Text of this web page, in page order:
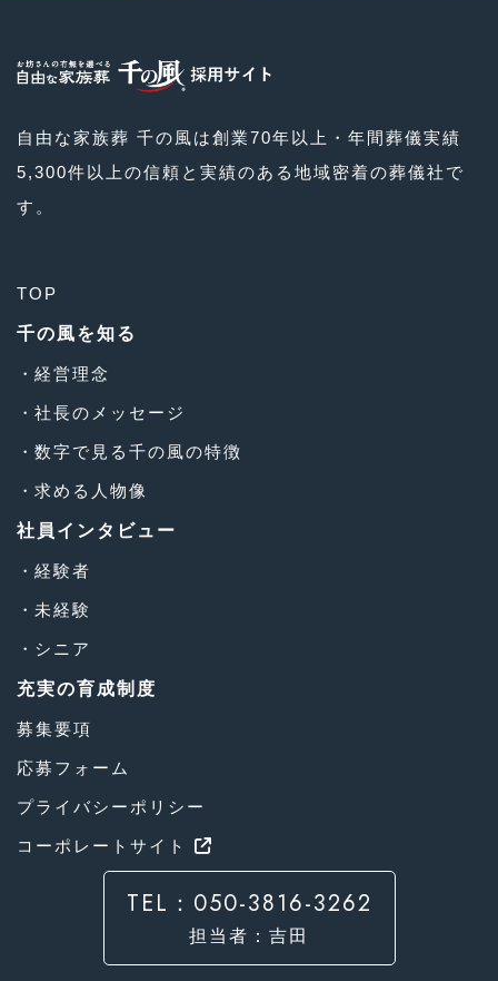
自由な家族葬 千の風は創業70年以上・年間葬儀実績
5,300件以上の信頼と実績のある地域密着の葬儀社で
す。
TOP
千の風を知る
経営理念
社長のメッセージ
数字で見る千の風の特徴
求める人物像
社員インタビュー
経験者
未経験
シニア
充実の育成制度
募集要項
応募フォーム
プライバシーポリシー
コーポレートサイト
TEL：050-3816-3262
担当者：吉田